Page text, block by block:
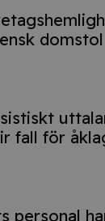
domstol
fall för
personal